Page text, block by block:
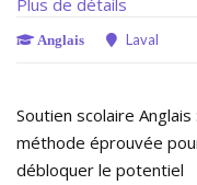
Plus de détails
Anglais Laval
Soutien scolaire Anglais
méthode éprouvée
débloquer le potentiel